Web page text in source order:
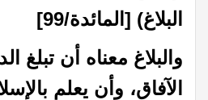
البلاغ) [المائدة/99]
والبلاغ معناه أن تبلغ
الآفاق، وأن يعلم